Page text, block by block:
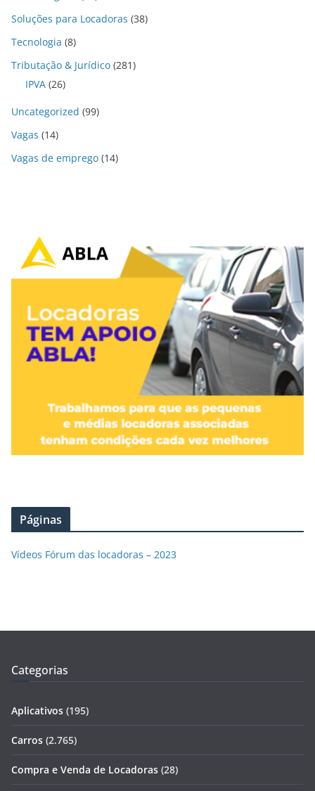
Soluções para Locadoras (38)
Tecnologia (8)
Tributação & Jurídico (281)
IPVA (26)
Uncategorized (99)
Vagas (14)
Vagas de emprego (14)
Páginas
Vídeos Fórum das locadoras – 2023
Categorias
Aplicativos (195)
Carros (2.765)
Compra e Venda de Locadoras (28)